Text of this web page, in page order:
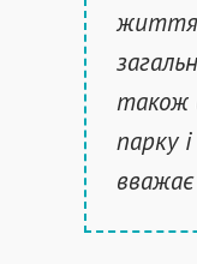
також
парку